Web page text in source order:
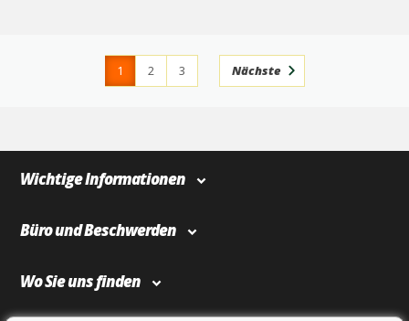
1 2
3
Nächste
Wichtige Informationen
Büro und Beschwerden
Wo Sie uns finden